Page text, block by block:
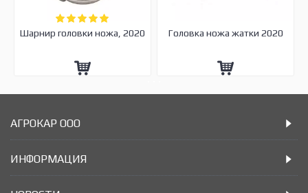
Шарнир головки ножа, 2020 Головка ножа жатки 2020
АГРОКАР ООО
ИНФОРМАЦИЯ